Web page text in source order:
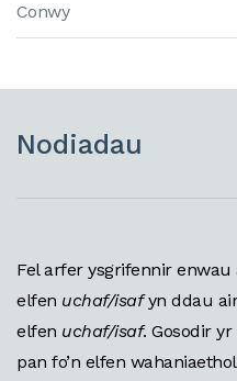
Conwy
Nodiadau
Fel arfer ysgrifennir enwau
elfen uchaf/isafyn ddau
elfen uchaf/isaf. Gosodir
pan fo’n elfen